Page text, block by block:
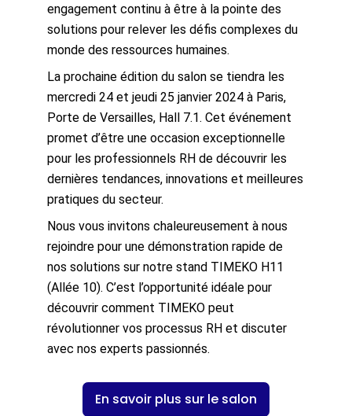
engagement continu à être à la pointe des
solutions pour relever les défis complexes du
monde des ressources humaines.
La prochaine édition du salon se tiendra les
mercredi 24 et jeudi 25 janvier 2024 à Paris,
Porte de Versailles, Hall 7.1. Cet événement
promet d’être une occasion exceptionnelle
pour les professionnels RH de découvrir les
dernières tendances, innovations et meilleures
pratiques du secteur.
Nous vous invitons chaleureusement à nous
rejoindre pour une démonstration rapide de
nos solutions sur notre stand TIMEKO H11
(Allée 10). C’est l’opportunité idéale pour
découvrir comment TIMEKO peut
révolutionner vos processus RH et discuter
avec nos experts passionnés.
En savoir plus sur le salon